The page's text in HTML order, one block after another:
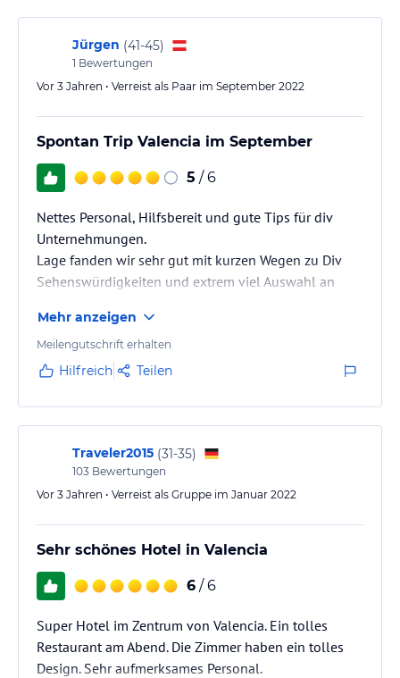
Jürgen (41-45)
1 Bewertungen
Vor 3 Jahren • Verreist als Paar im September 2022
Spontan Trip Valencia im September
5 / 6
Nettes Personal, Hilfsbereit und gute Tips für div
Unternehmungen.
Lage fanden wir sehr gut mit kurzen Wegen zu Div
Sehenswürdigkeiten und extrem viel Auswahl an
Mehr anzeigen
Meilengutschrift erhalten
Hilfreich Teilen
Traveler2015 (31-35)
103 Bewertungen
Vor 3 Jahren • Verreist als Gruppe im Januar 2022
Sehr schönes Hotel in Valencia
6 / 6
Super Hotel im Zentrum von Valencia. Ein tolles
Restaurant am Abend. Die Zimmer haben ein tolles
Design. Sehr aufmerksames Personal.